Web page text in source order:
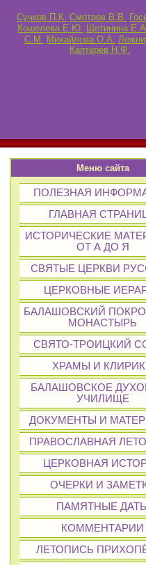
Сучков П.К. Смотров В.В.
Кошелева Е.Ю. Щетинина
С.М. Михайлова О.А.
Каптерев Н.Ф.
Меню сайта
ПОЛЕЗНАЯ
ГЛАВНАЯ
ИСТОРИЧЕСКИЕ
ОТ А ДО Я
СВЯТЫЕ ЦЕРКВИ
ЦЕРКОВНЫЕ
БАЛАШОВСКИЙ
МОНАСТЫРЬ
СВЯТО-ТРОИЦКИЙ
ХРАМЫ И
БАЛАШОВСКОЕ
УЧИЛИЩЕ
ДОКУМЕНТЫ И
ПРАВОСЛАВНАЯ
ЦЕРКОВНАЯ
ОЧЕРКИ И
ПАМЯТНЫЕ ДАТЫ
КОММЕНТАРИИ
ЛЕТОПИСЬ